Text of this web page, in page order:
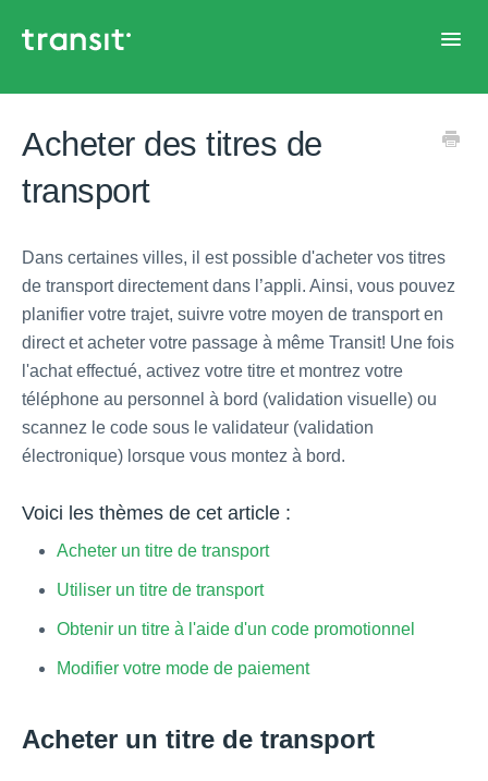
Acheter des titres de
transport
Dans certaines villes, il est possible d'acheter vos titres
de transport directement dans l’appli. Ainsi, vous pouvez
planifier votre trajet, suivre votre moyen de transport en
direct et acheter votre passage à même Transit! Une fois
l'achat effectué, activez votre titre et montrez votre
téléphone au personnel à bord (validation visuelle) ou
scannez le code sous le validateur (validation
électronique) lorsque vous montez à bord.
Voici les thèmes de cet article :
Acheter un titre de transport
Utiliser un titre de transport
Obtenir un titre à l'aide d'un code promotionnel
Modifier votre mode de paiement
Acheter un titre de transport